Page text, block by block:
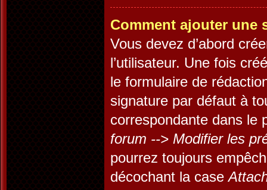
Comment ajouter une
Vous devez d’abord
l’utilisateur. Une fois
le formulaire de
signature par défaut à
correspondante dans le
forum --> Modifier les
pourrez toujours
décochant la case